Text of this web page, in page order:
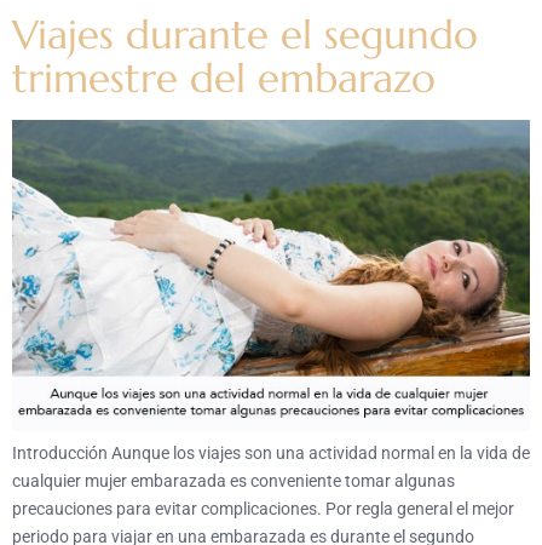
Viajes durante el segundo
trimestre del embarazo
Introducción Aunque los viajes son una actividad normal en la vida de
cualquier mujer embarazada es conveniente tomar algunas
precauciones para evitar complicaciones. Por regla general el mejor
periodo para viajar en una embarazada es durante el segundo